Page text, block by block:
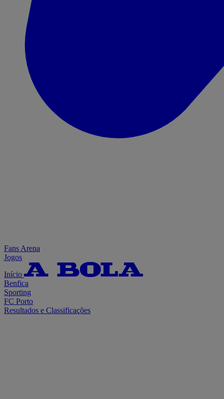
Fans Arena
Jogos
Início
Benfica
Sporting
FC Porto
Resultados e Classificações